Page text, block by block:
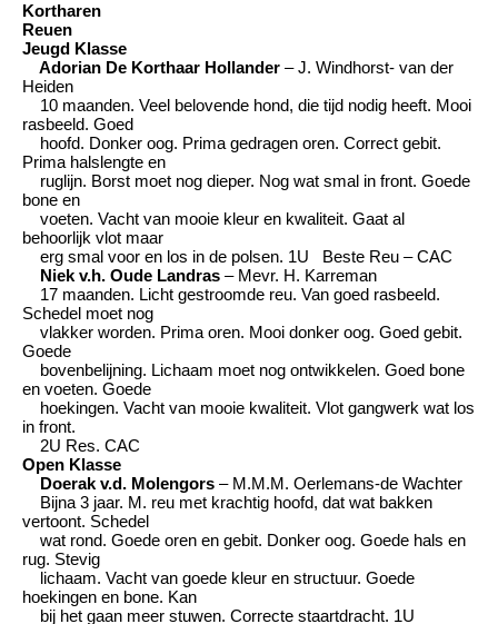
Kortharen
Reuen
Jeugd Klasse
Adorian De Korthaar Hollander – J. Windhorst- van der
Heiden
10 maanden. Veel belovende hond, die tijd nodig heeft. Mooi
rasbeeld. Goed
hoofd. Donker oog. Prima gedragen oren. Correct gebit.
Prima halslengte en
ruglijn. Borst moet nog dieper. Nog wat smal in front. Goede
bone en
voeten. Vacht van mooie kleur en kwaliteit. Gaat al
behoorlijk vlot maar
erg smal voor en los in de polsen. 1U Beste Reu – CAC
Niek v.h. Oude Landras – Mevr. H. Karreman
17 maanden. Licht gestroomde reu. Van goed rasbeeld.
Schedel moet nog
vlakker worden. Prima oren. Mooi donker oog. Goed gebit.
Goede
bovenbelijning. Lichaam moet nog ontwikkelen. Goed bone
en voeten. Goede
hoekingen. Vacht van mooie kwaliteit. Vlot gangwerk wat los
in front.
2U Res. CAC
Open Klasse
Doerak v.d. Molengors – M.M.M. Oerlemans-de Wachter
Bijna 3 jaar. M. reu met krachtig hoofd, dat wat bakken
vertoont. Schedel
wat rond. Goede oren en gebit. Donker oog. Goede hals en
rug. Stevig
lichaam. Vacht van goede kleur en structuur. Goede
hoekingen en bone. Kan
bij het gaan meer stuwen. Correcte staartdracht. 1U